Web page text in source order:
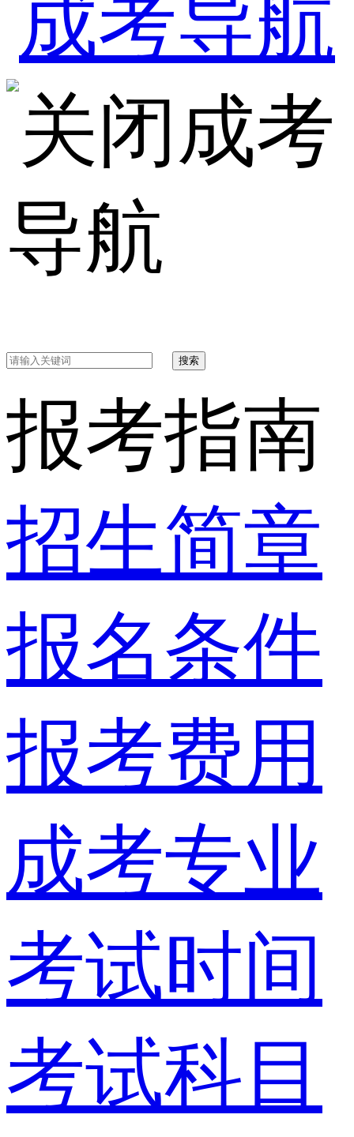
成考
导航
搜索
报考指南
招生简章
报名条件
报考费用
成考专业
考试时间
考试科目